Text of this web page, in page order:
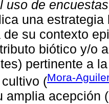
uso de
una
de su contexto
biótico y/o
pertinente a
(Mora-
amplia acepción